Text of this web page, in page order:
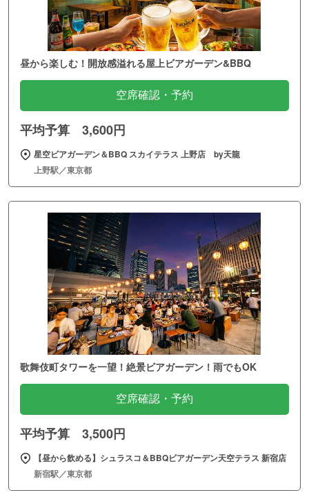
昼から楽しむ！開放感溢れる屋上ビアガーデン&BBQ
空席確認・予約
平均予算 3,600円
星空ビアガーデン＆BBQ スカイテラス 上野店 by天龍
上野駅／東京都
歌舞伎町タワーを一望！絶景ビアガーデン！雨でもOK
空席確認・予約
平均予算 3,500円
【昼から飲める】シュラスコ＆BBQビアガーデン天空テラス 新宿店
新宿駅／東京都